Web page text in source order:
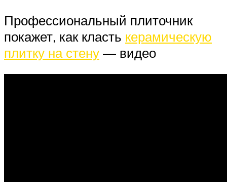
Профессиональный плиточник
покажет, как класть керамическую
плитку на стену — видео